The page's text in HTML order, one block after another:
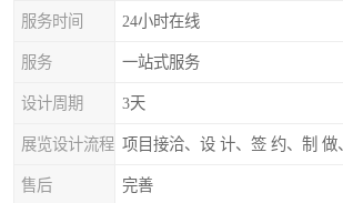
服务时间 24小时在线
服务 一站式服务
设计周期 3天
展览设计流程
售后 完善